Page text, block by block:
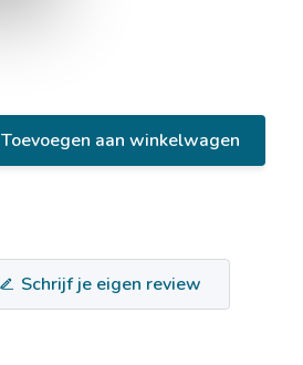
Toevoegen aan winkelwagen
Schrijf je eigen review